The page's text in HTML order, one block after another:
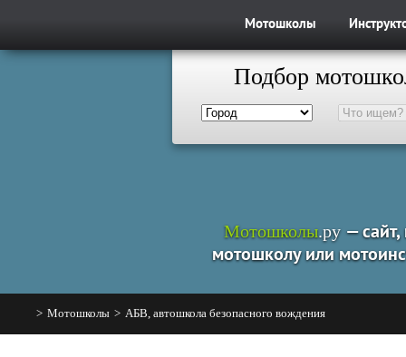
Мотошколы
Подбор
Мотошколы.ру —
мотошколу или
> Мотошколы > АБВ, автошкола безопасного вождения